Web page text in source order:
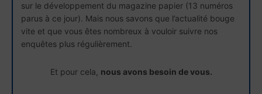
sur le développement du magazine papier (13 numéros
parus à ce jour). Mais nous savons que l’actualité bouge
vite et que vous êtes nombreux à vouloir suivre nos
enquêtes plus régulièrement.
Et pour cela, nous avons besoin de vous.